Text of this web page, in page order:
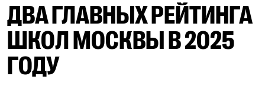
ДВА ГЛАВНЫХ РЕЙТИНГА
ШКОЛ МОСКВЫ В 2025
ГОДУ